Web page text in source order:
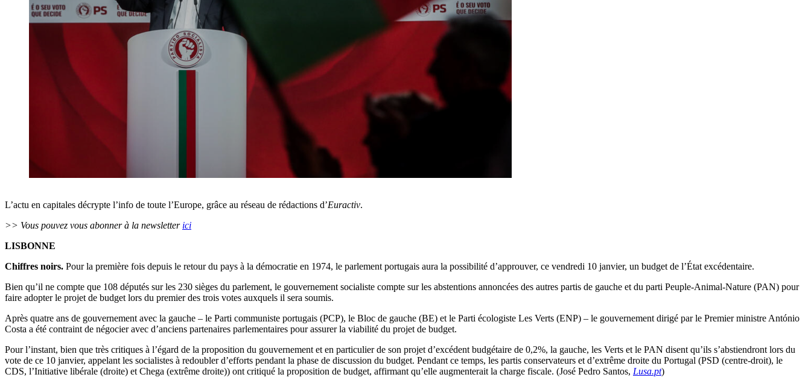
L’actu en capitales décrypte l’info de toute l’Europe, grâce au réseau de rédactions d’Euractiv.
>> Vous pouvez vous abonner à la newsletter ici
LISBONNE
Chiffres noirs. Pour la première fois depuis le retour du pays à la démocratie en 1974, le parlement portugais aura la possibilité d’approuver, ce vendredi 10 janvier, un budget de l’État excédentaire.
Bien qu’il ne compte que 108 députés sur les 230 sièges du parlement, le gouvernement socialiste compte sur les abstentions annoncées des autres partis de gauche et du parti Peuple-Animal-Nature (PAN) pour
faire adopter le projet de budget lors du premier des trois votes auxquels il sera soumis.
Après quatre ans de gouvernement avec la gauche – le Parti communiste portugais (PCP), le Bloc de gauche (BE) et le Parti écologiste Les Verts (ENP) – le gouvernement dirigé par le Premier ministre António
Costa a été contraint de négocier avec d’anciens partenaires parlementaires pour assurer la viabilité du projet de budget.
Pour l’instant, bien que très critiques à l’égard de la proposition du gouvernement et en particulier de son projet d’excédent budgétaire de 0,2%, la gauche, les Verts et le PAN disent qu’ils s’abstiendront lors du
vote de ce 10 janvier, appelant les socialistes à redoubler d’efforts pendant la phase de discussion du budget. Pendant ce temps, les partis conservateurs et d’extrême droite du Portugal (PSD (centre-droit), le
CDS, l’Initiative libérale (droite) et Chega (extrême droite)) ont critiqué la proposition de budget, affirmant qu’elle augmenterait la charge fiscale. (José Pedro Santos, Lusa.pt)